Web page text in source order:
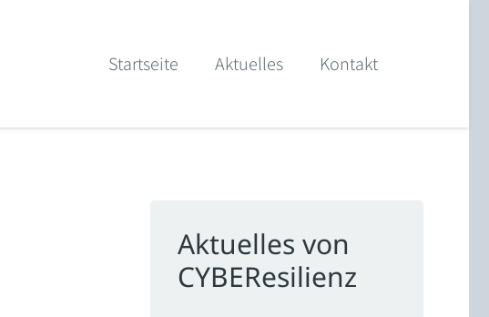
Startseite Aktuelles Kontakt
Aktuelles von
CYBEResilienz